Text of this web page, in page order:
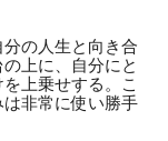
の人生と向き合
上に、自分にと
上乗せする。こ
非常に使い勝手